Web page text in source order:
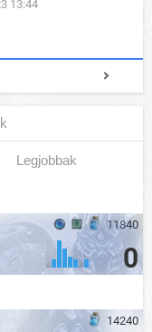
13:44
Legjobbak
11840
0
14240